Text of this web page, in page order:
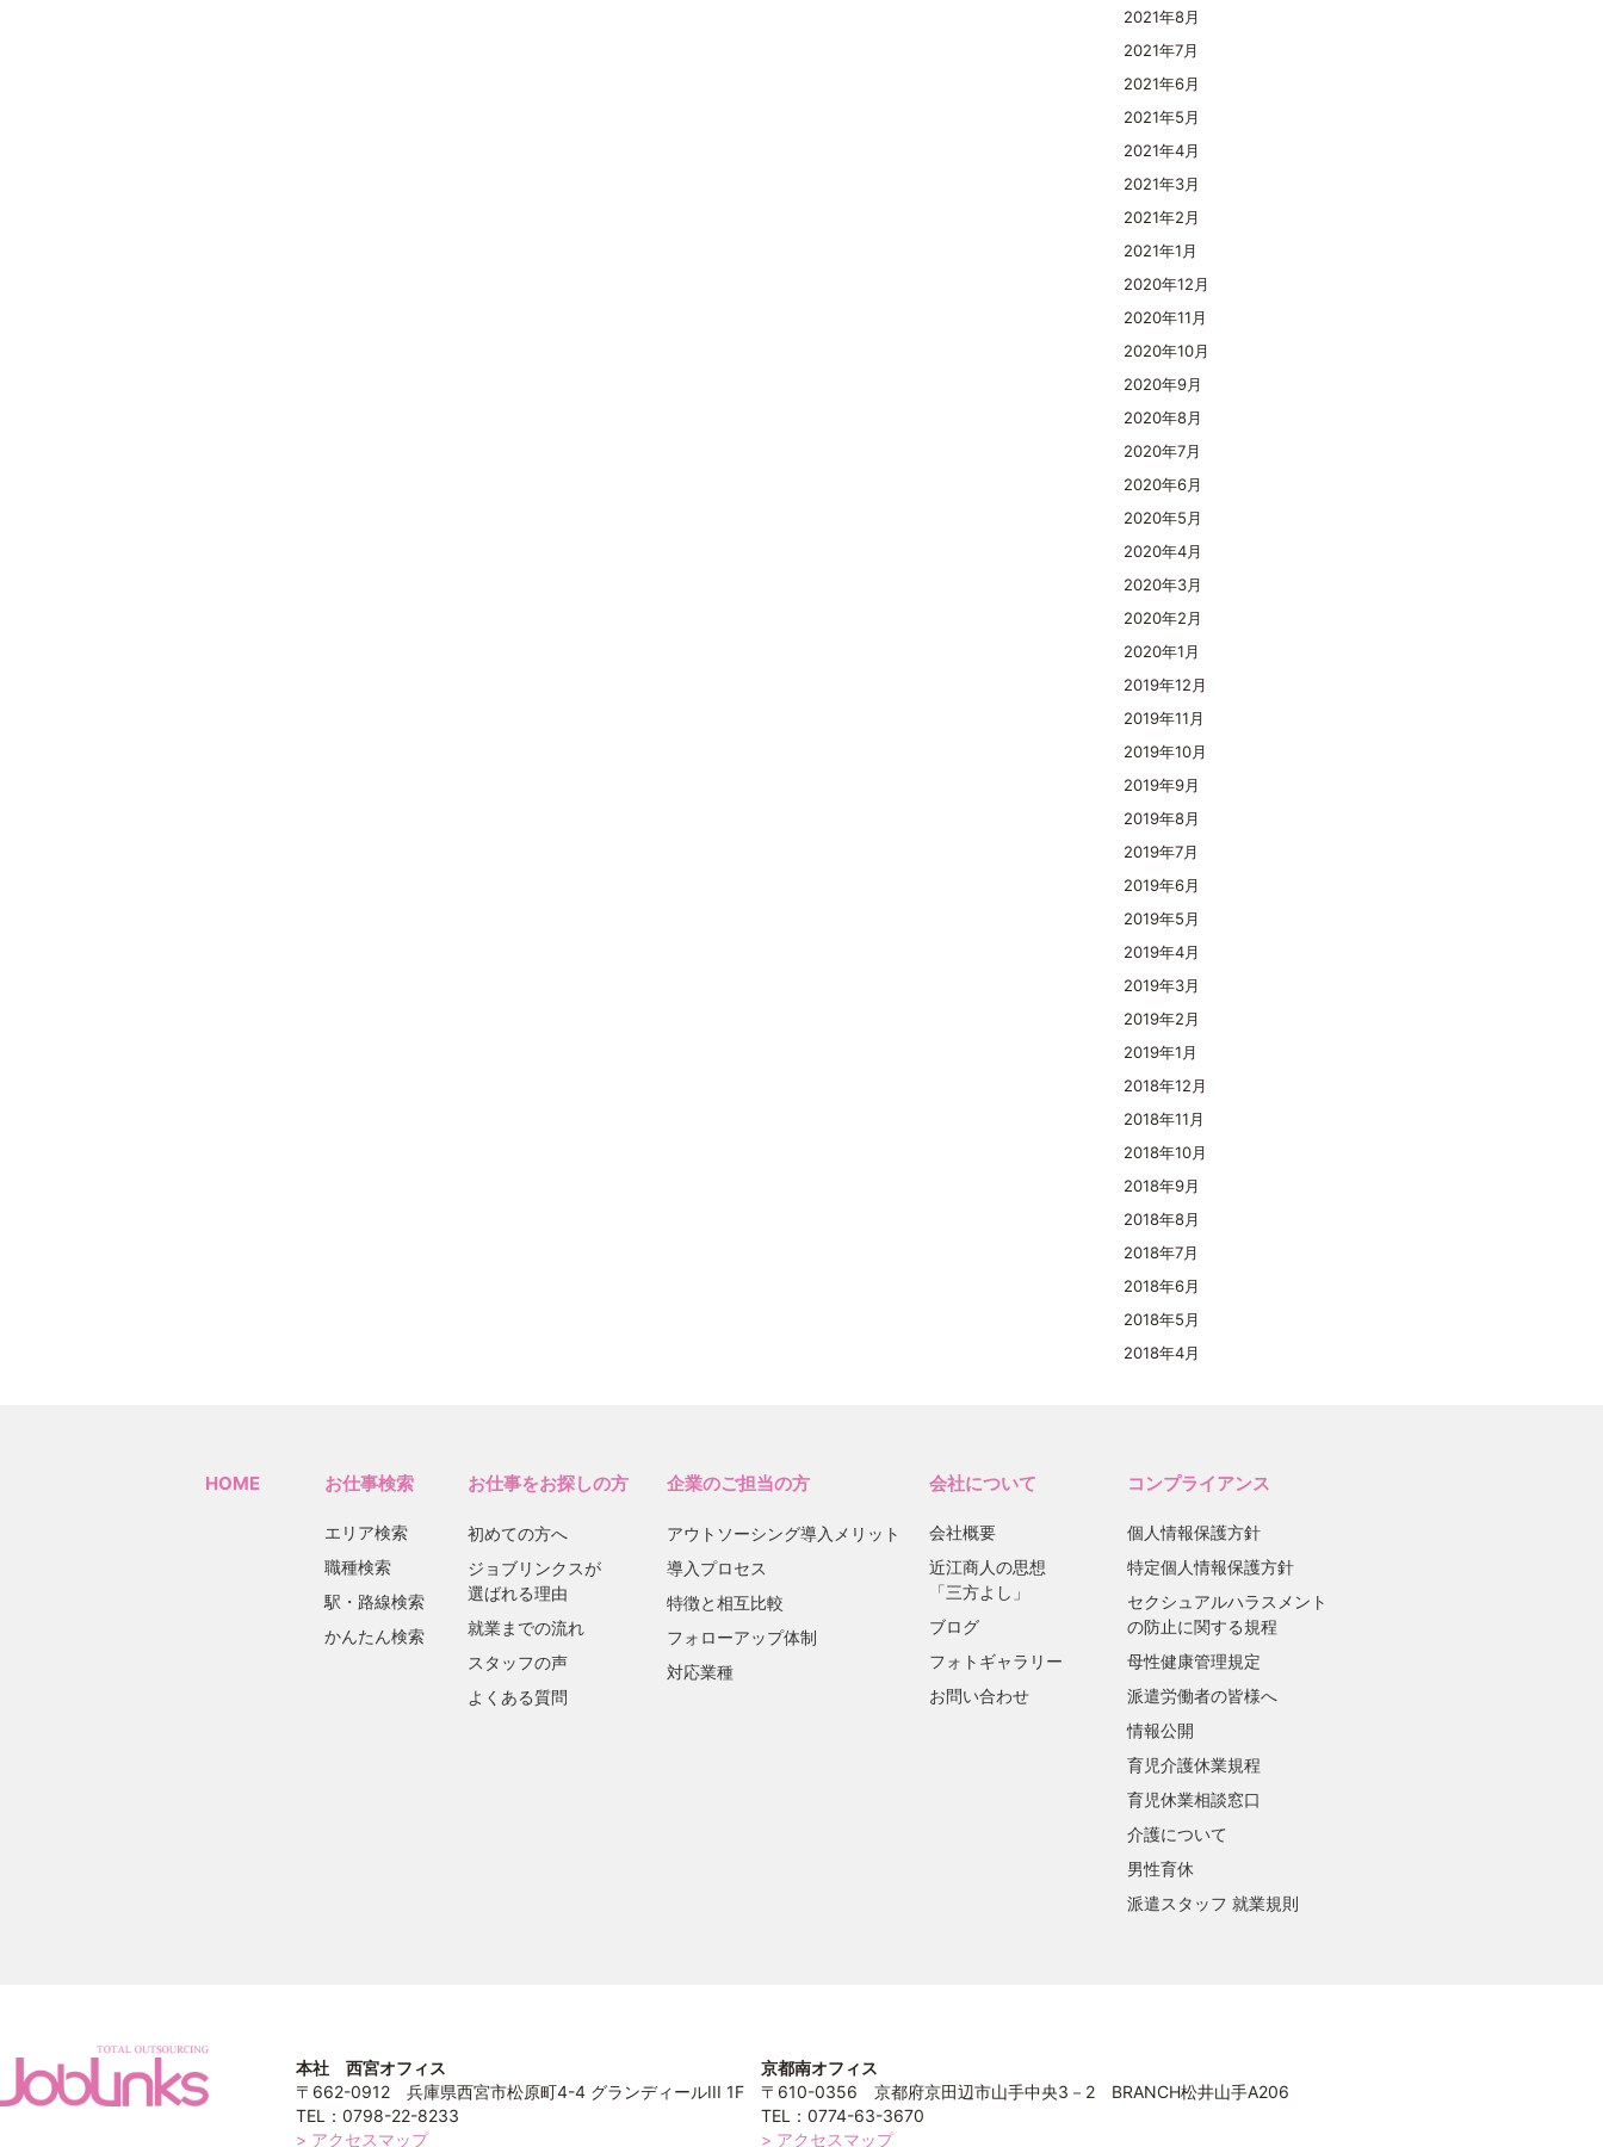
2021年8月
2021年7月
2021年6月
2021年5月
2021年4月
2021年3月
2021年2月
2021年1月
2020年12月
2020年11月
2020年10月
2020年9月
2020年8月
2020年7月
2020年6月
2020年5月
2020年4月
2020年3月
2020年2月
2020年1月
2019年12月
2019年11月
2019年10月
2019年9月
2019年8月
2019年7月
2019年6月
2019年5月
2019年4月
2019年3月
2019年2月
2019年1月
2018年12月
2018年11月
2018年10月
2018年9月
2018年8月
2018年7月
2018年6月
2018年5月
2018年4月
HOME お仕事検索
エリア検索
職種検索
駅・路線検索
かんたん検索
お仕事をお探しの方
初めての方へ
ジョブリンクスが
選ばれる理由
就業までの流れ
スタッフの声
よくある質問
企業のご担当の方
アウトソーシング導入メリット
導入プロセス
特徴と相互比較
フォローアップ体制
対応業種
会社について
会社概要
近江商人の思想
「三方よし」
ブログ
フォトギャラリー
お問い合わせ
コンプライアンス
個人情報保護方針
特定個人情報保護方針
セクシュアルハラスメント
の防止に関する規程
母性健康管理規定
派遣労働者の皆様へ
情報公開
育児介護休業規程
育児休業相談窓口
介護について
男性育休
派遣スタッフ 就業規則
本社 西宮オフィス
〒662-0912 兵庫県西宮市松原町4-4 グランディールIII 1F
TEL：0798-22-8233
> アクセスマップ
京都南オフィス
〒610-0356 京都府京田辺市山手中央3－2 BRANCH松井山手A206
TEL：0774-63-3670
> アクセスマップ